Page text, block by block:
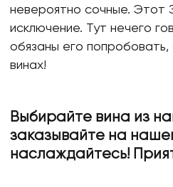
невероятно сочные. Этот
исключение. Тут нечего
обязаны его попробовать,
винах!
Выбирайте вина из
заказывайте на
наслаждайтесь!